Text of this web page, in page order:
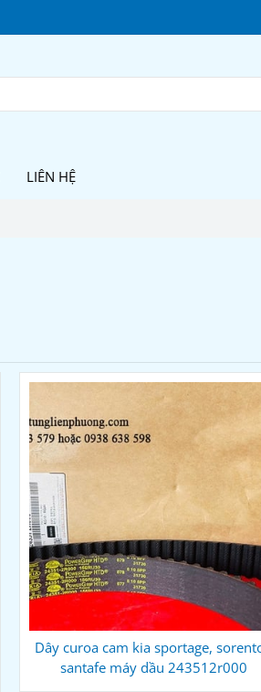
LIÊN HỆ
Dây curoa cam kia sportage,
santafe máy dầu 243512r000